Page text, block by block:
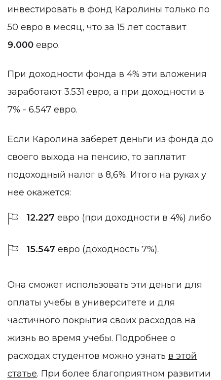
инвестировать в фонд Каролины только по
50 евро в месяц, что за 15 лет составит
9.000 евро.
При доходности фонда в 4% эти вложения
заработают 3.531 евро, а при доходности в
7% - 6.547 евро.
Если Каролина заберет деньги из фонда до
своего выхода на пенсию, то заплатит
подоходный налог в 8,6%. Итого на руках у
нее окажется:
12.227 евро (при доходности в 4%) либо
15.547 евро (доходность 7%).
Она сможет использовать эти деньги для
оплаты учебы в университете и для
частичного покрытия своих расходов на
жизнь во время учебы. Подробнее о
расходах студентов можно узнать в этой
статье. При более благоприятном развитии